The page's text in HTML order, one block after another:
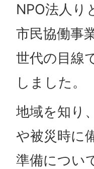
NPO法人り
市民協働事
世代の目線
しました。
地域を知り
や被災時に
準備につい